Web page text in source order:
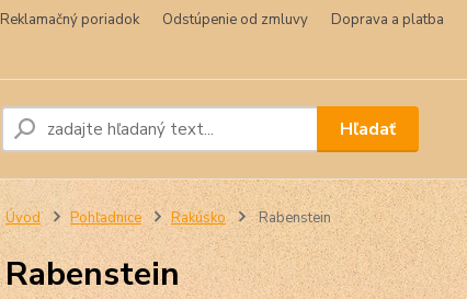
Reklamačný poriadok Odstúpenie od zmluvy Doprava a platba
Hľadať
Úvod Pohľadnice Rakúsko Rabenstein
Rabenstein